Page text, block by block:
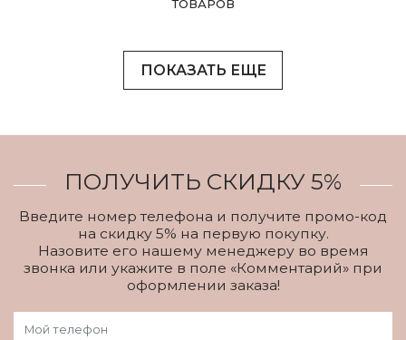
ТОВАРОВ
ПОКАЗАТЬ ЕЩЕ
ПОЛУЧИТЬ СКИДКУ 5%
Введите номер телефона и получите промо-код
на скидку 5% на первую покупку.
Назовите его нашему менеджеру во время
звонка или укажите в поле «Комментарий» при
оформлении заказа!